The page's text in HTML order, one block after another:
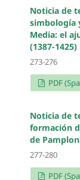
Noticia de
simbología
Media: el
(1387-1425)
273-276
PDF
Noticia de
formación
de
277-280
PDF